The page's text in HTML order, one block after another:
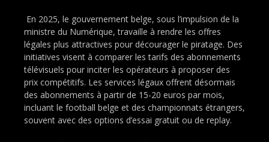
En 2025, le gouvernement belge, sous l’impulsion de la
ministre du Numérique, travaille à rendre les offres
légales plus attractives pour décourager le piratage. Des
initiatives visent à comparer les tarifs des abonnements
télévisuels pour inciter les opérateurs à proposer des
prix compétitifs. Les services légaux offrent désormais
des abonnements à partir de 15-20 euros par mois,
incluant le football belge et des championnats étrangers,
souvent avec des options d’essai gratuit ou de replay.